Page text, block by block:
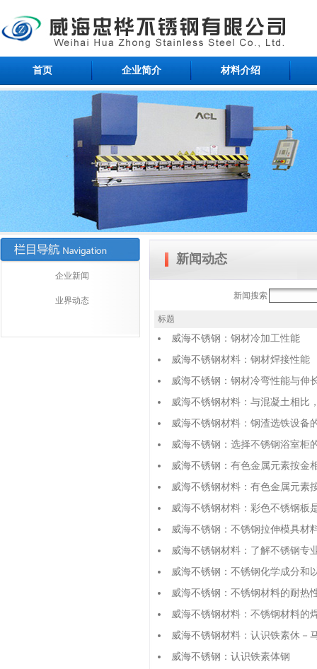
首页 企业简介 材料介绍
企业新闻
业界动态
新闻动态
新闻搜索
标题
威海不锈钢：钢材冷加工性能
威海不锈钢材料：钢材焊接性能
威海不锈钢：钢材冷弯性能与伸
威海不锈钢材料：与混凝土相比
威海不锈钢材料：钢渣选铁设备
威海不锈钢：选择不锈钢浴室柜
威海不锈钢：有色金属元素按金
威海不锈钢材料：有色金属元素
威海不锈钢材料：彩色不锈钢板
威海不锈钢：不锈钢拉伸模具材
威海不锈钢材料：了解不锈钢专
威海不锈钢：不锈钢化学成分和
威海不锈钢：不锈钢材料的耐热
威海不锈钢材料：不锈钢材料的
威海不锈钢材料：认识铁素休－
威海不锈钢：认识铁素体钢